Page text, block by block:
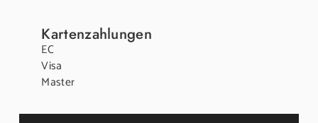
Kartenzahlungen
EC
Visa
Master